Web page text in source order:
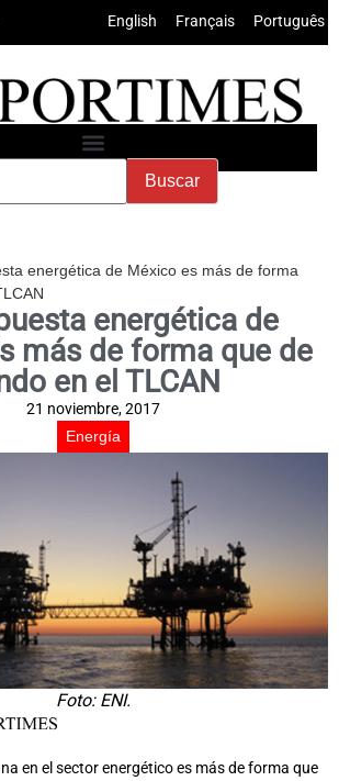
English Français Português
energética de México es más de forma
energética de
más de forma que de
en el TLCAN
21 noviembre, 2017
Energía
Foto: ENI.
en el sector energético es más de forma que